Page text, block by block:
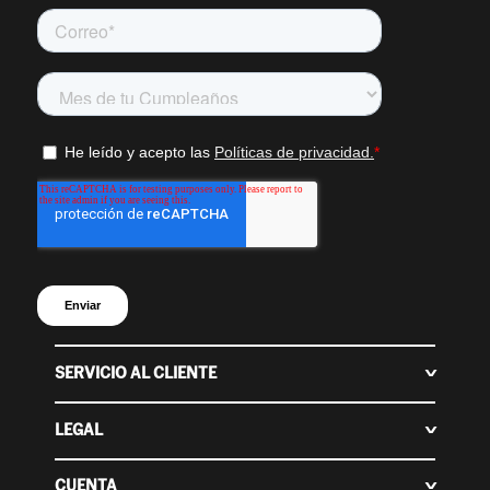
SERVICIO AL CLIENTE
Centro de ayuda
Contáctanos
Cambios y devoluciones
Nuestras tiendas
LEGAL
Políticas de Privacidad
Políticas de Cambios y Devoluciones
CUENTA